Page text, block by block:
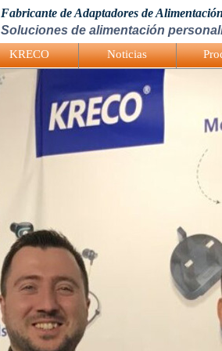
Fabricante de Adaptadores de
Soluciones de alimentación
KRECO Noticias